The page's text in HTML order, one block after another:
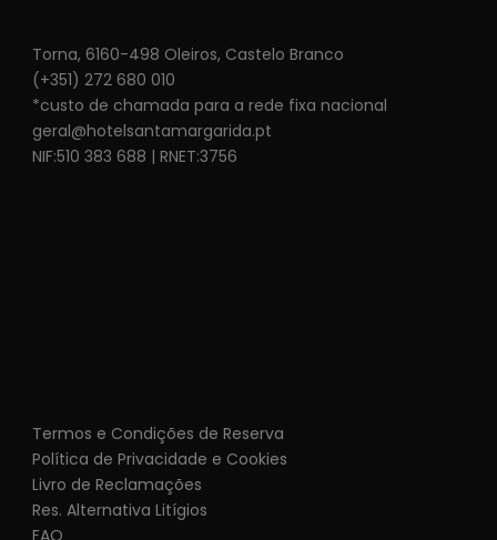
Torna, 6160-498 Oleiros, Castelo Branco
(+351) 272 680 010
*custo de chamada para a rede fixa nacional
geral@hotelsantamargarida.pt
NIF:510 383 688 | RNET:3756
Termos e Condições de Reserva
Política de Privacidade e Cookies
Livro de Reclamações
Res. Alternativa Litígios
FAQ